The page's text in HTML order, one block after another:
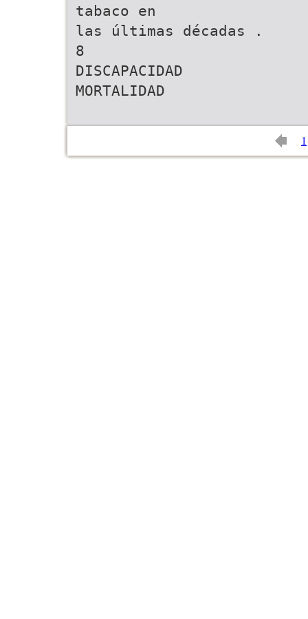
tabaco en
las últimas décadas .
8
DISCAPACIDAD
MORTALIDAD
1